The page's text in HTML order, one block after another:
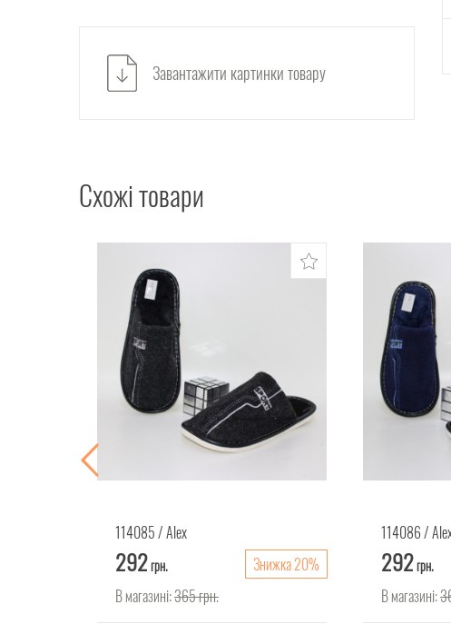
Завантажити картинки товару
Схожі товари
114085 Alex
292грн.
Знижка 20%
В магазині:365грн.
114086
292грн.
В магазині: